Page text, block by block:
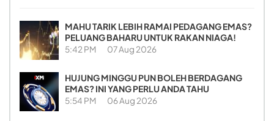
MAHU TARIK LEBIH RAMAI PEDAGANG EMAS?
PELUANG BAHARU UNTUK RAKAN NIAGA!
5:42 PM 07 Aug 2026
HUJUNG MINGGU PUN BOLEH BERDAGANG
EMAS? INI YANG PERLU ANDA TAHU
5:54 PM 06 Aug 2026